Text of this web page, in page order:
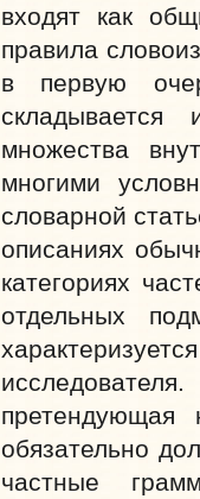
входят как
правила
в первую
складывается
множества
многими
словарной
описаниях
категориях
отдельных
претендующая
обязательно
частные